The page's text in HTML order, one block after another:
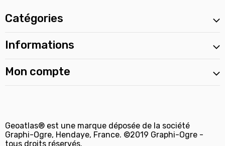
Catégories
Informations
Mon compte
Geoatlas® est une marque déposée de la société
Graphi-Ogre, Hendaye, France. ©2019 Graphi-Ogre -
tous droits réservés.